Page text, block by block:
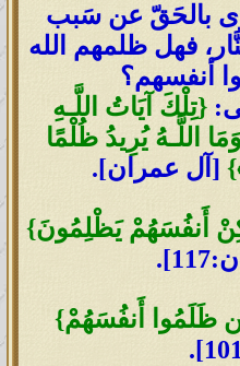
بالحَقّ عن سَبب
فهل ظلمهم الله
أنفسهم؟
{تِلْكَ آيَاتُ اللَّـهِ
اللَّـهُ يُرِيدُ ظُلْمًا
[آل عمران].
أَنفُسَهُمْ يَظْلِمُونَ}
ظَلَمُوا أَنفُسَهُمْ}